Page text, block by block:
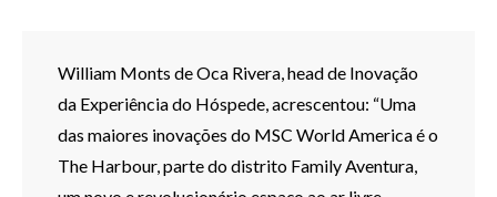
William Monts de Oca Rivera, head de Inovação
da Experiência do Hóspede, acrescentou: “Uma
das maiores inovações do MSC World America é o
The Harbour, parte do distrito Family Aventura,